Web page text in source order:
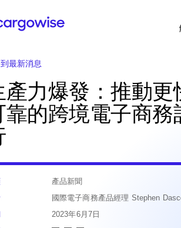
最新消息
產力爆發：推動更
靠的跨境電子商務
產品新聞
國際電子商務產品經理 Stephen
2023年6月7日